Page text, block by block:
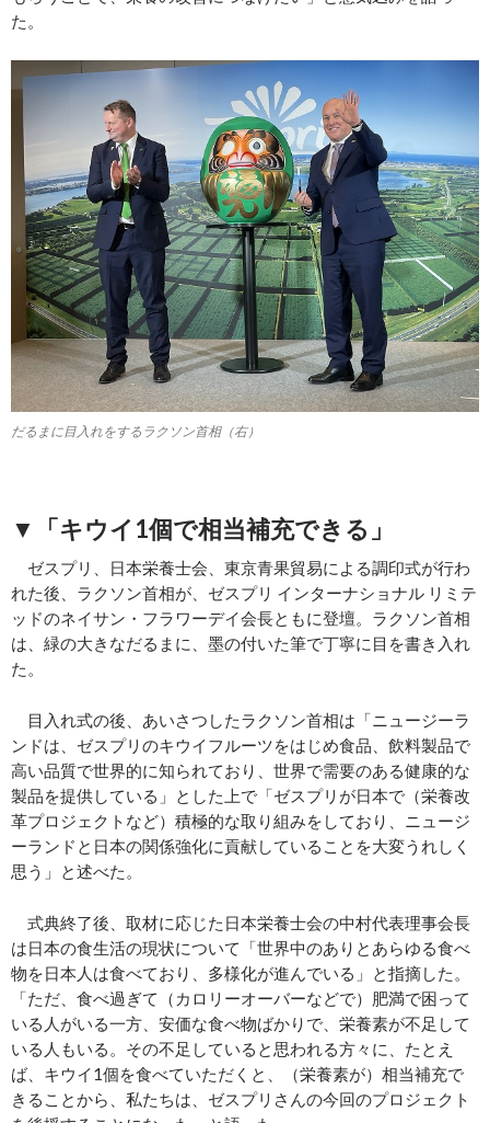
た。
だるまに目入れをするラクソン首相（右）
▼「キウイ1個で相当補充できる」
ゼスプリ、日本栄養士会、東京青果貿易による調印式が行わ
れた後、ラクソン首相が、ゼスプリ インターナショナル リミテ
ッドのネイサン・フラワーデイ会長ともに登壇。ラクソン首相
は、緑の大きなだるまに、墨の付いた筆で丁寧に目を書き入れ
た。
目入れ式の後、あいさつしたラクソン首相は「ニュージーラ
ンドは、ゼスプリのキウイフルーツをはじめ食品、飲料製品で
高い品質で世界的に知られており、世界で需要のある健康的な
製品を提供している」とした上で「ゼスプリが日本で（栄養改
革プロジェクトなど）積極的な取り組みをしており、ニュージ
ーランドと日本の関係強化に貢献していることを大変うれしく
思う」と述べた。
式典終了後、取材に応じた日本栄養士会の中村代表理事会長
は日本の食生活の現状について「世界中のありとあらゆる食べ
物を日本人は食べており、多様化が進んでいる」と指摘した。
「ただ、食べ過ぎて（カロリーオーバーなどで）肥満で困って
いる人がいる一方、安価な食べ物ばかりで、栄養素が不足して
いる人もいる。その不足していると思われる方々に、たとえ
ば、キウイ1個を食べていただくと、（栄養素が）相当補充で
きることから、私たちは、ゼスプリさんの今回のプロジェクト